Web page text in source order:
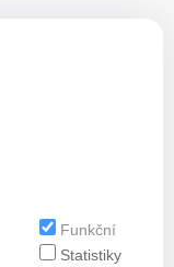
Funkční
Statistiky